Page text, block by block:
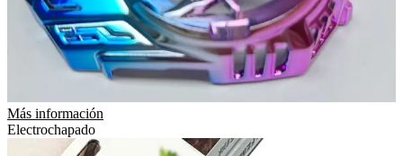
Más información
Electrochapado